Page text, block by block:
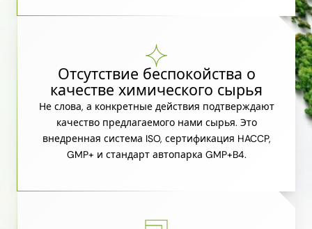
Отсутствие беспокойства о
качестве химического сырья
Не слова, а конкретные действия подтверждают
качество предлагаемого нами сырья. Это
внедренная система ISO, сертификация HACCP,
GMP+ и стандарт автопарка GMP+B4.